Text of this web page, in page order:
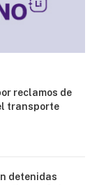
reclamos de
transporte
detenidas